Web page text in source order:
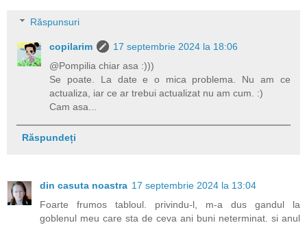
Răspunsuri
copilarim
17 septembrie 2024 la 18:06
@Pompilia chiar asa :)))
Se poate. La date e o mica problema. Nu am ce
actualiza, iar ce ar trebui actualizat nu am cum. :)
Cam asa...
Răspundeți
din casuta noastra 17 septembrie 2024 la 13:04
Foarte frumos tabloul. privindu-l, m-a dus gandul la
goblenul meu care sta de ceva ani buni neterminat. si anul